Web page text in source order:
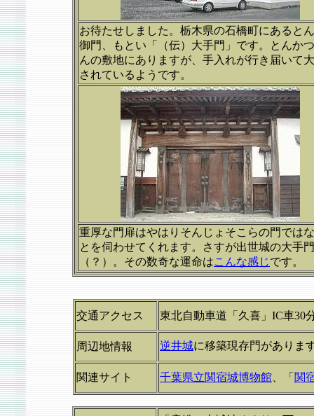
お待たせしました。栃木県の石橋町にあると
御門、もとい「（伝）大手門」です。とんか
んの敷地にありますが、手入れが行き届いて
されているようです。
重厚な門扉はやはりそんじょそこらの門では
とを伺わせてくれます。さすが出世城の大手門
（？）。その数奇な運命はこんな感じです。
交通アクセス 東北自動車道「久喜」IC車30
周辺地情報 逆井城に移築現存門がありま
関連サイト 千葉県立関宿城博物館 「 関